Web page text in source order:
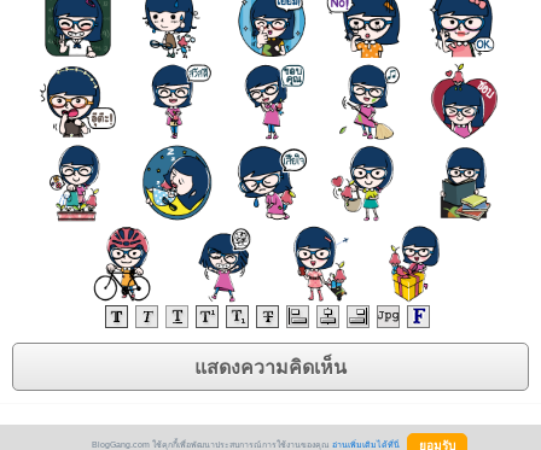
BlogGang.com ใช้คุกกี้เพื่อพัฒนาประสบการณ์การใช้งานของคุณ อ่านเพิ่มเติมได้ที่นี่